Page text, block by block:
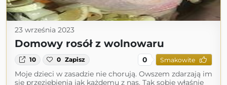
23 września 2023
Domowy rosół z wolnowaru
10 0 Zapisz 0 Smakowite
Moje dzieci w zasadzie nie chorują. Owszem zdarzają im
się przeziębienia jak każdemu z nas. Tak sobie właśnie